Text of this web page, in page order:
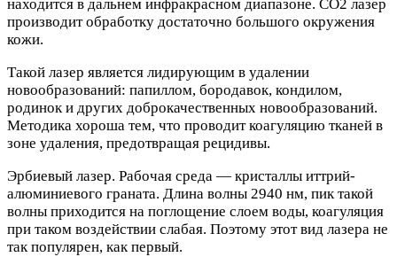
находится в дальнем инфракрасном диапазоне. СО2 лазер
производит обработку достаточно большого окружения
кожи.
Такой лазер является лидирующим в удалении
новообразований: папиллом, бородавок, кондилом,
родинок и других доброкачественных новообразований.
Методика хороша тем, что проводит коагуляцию тканей в
зоне удаления, предотвращая рецидивы.
Эрбиевый лазер. Рабочая среда — кристаллы иттрий-
алюминиевого граната. Длина волны 2940 нм, пик такой
волны приходится на поглощение слоем воды, коагуляция
при таком воздействии слабая. Поэтому этот вид лазера не
так популярен, как первый.